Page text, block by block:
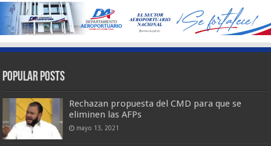
Popular Posts
Rechazan propuesta del CMD para que se
eliminen las AFPs
mayo 13, 2021